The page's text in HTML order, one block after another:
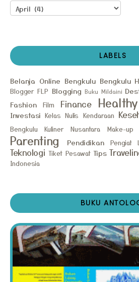
LABELS
Belanja Online Bengkulu Bengkulu
Blogger FLP Blogging Buku Mildaini
Fashion Film Finance Healthy
Investasi Kelas Nulis Kendaraan
Bengkulu
Kuliner Nusantara Make-up
Parenting
Pendidikan Pengiat
Teknologi Tiket Pesawat Tips
Indonesia
BUKU